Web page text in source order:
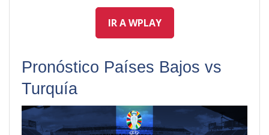
IR A WPLAY
Pronóstico Países Bajos vs
Turquía